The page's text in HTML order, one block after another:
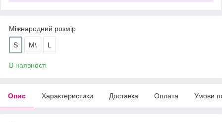
Міжнародний розмір
S M\ L
В наявності
Опис Характеристики Доставка Оплата Умови